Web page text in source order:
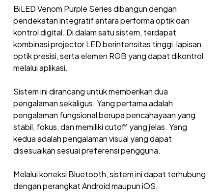
BiLED Venom Purple Series dibangun dengan
pendekatan integratif antara performa optik dan
kontrol digital. Di dalam satu sistem, terdapat
kombinasi projector LED berintensitas tinggi, lapisan
optik presisi, serta elemen RGB yang dapat dikontrol
melalui aplikasi.
Sistem ini dirancang untuk memberikan dua
pengalaman sekaligus. Yang pertama adalah
pengalaman fungsional berupa pencahayaan yang
stabil, fokus, dan memiliki cutoff yang jelas. Yang
kedua adalah pengalaman visual yang dapat
disesuaikan sesuai preferensi pengguna.
Melalui koneksi Bluetooth, sistem ini dapat terhubung
dengan perangkat Android maupun iOS,